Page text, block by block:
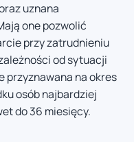
uznana
one pozwolić
przy zatrudnieniu
od sytuacji
przyznawana na okres
osób najbardziej
do 36 miesięcy.